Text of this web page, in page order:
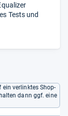
Tests und
verlinktes Shop-
dann ggf. eine